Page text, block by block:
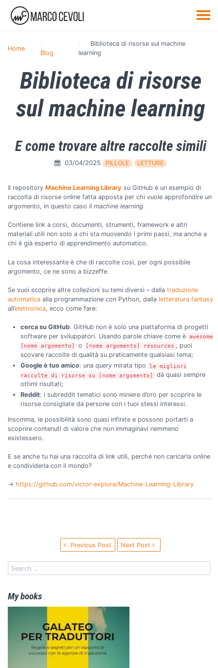
Home
Blog
Biblioteca di risorse sul machine
learning
Biblioteca di risorse
sul machine learning
E come trovare altre raccolte simili
03/04/2025 PILLOLE LETTURE
Il repository Machine Learning Library su GitHub è un esempio di
raccolta di risorse online fatta apposta per chi vuole approfondire un
argomento, in questo caso il machine learning.
Contiene link a corsi, documenti, strumenti, framework e altri
materiali utili non solo a chi sta muovendo i primi passi, ma anche a
chi è già esperto di apprendimento automatico.
La cosa interessante è che di raccolte così, per ogni possibile
argomento, ce ne sono a bizzeffe.
Se vuoi scoprire altre collezioni su temi diversi – dalla traduzione
automatica alla programmazione con Python, dalla letteratura fantasy
all’elettronica, ecco come fare:
cerca su GitHub: GitHub non è solo una piattaforma di progetti
software per sviluppatori. Usando parole chiave come è awesome
[nome argomento]
o [nome argomento] resources , puoi
scovare raccolte di qualità su praticamente qualsiasi tema;
Google è tuo amico: una querymirata tipo
le migliori
raccolte di risorse su [nome argomento]
dà quasi sempre
ottimi risultati;
Reddit: i subreddit tematici sono miniere d’oro per scoprire le
risorse consigliate da persone con i tuoi stessi interessi.
Insomma, le possibilità sono quasi infinite e possono portarti a
scoprire contenuti di valore che non immaginavi nemmeno
esistessero.
E se anche tu hai una raccolta di link utili, perché non caricarla online
e condividerla con il mondo?
→️ https://github.com/victor-explore/Machine-Learning-Library
Previous Post Next Post
My books